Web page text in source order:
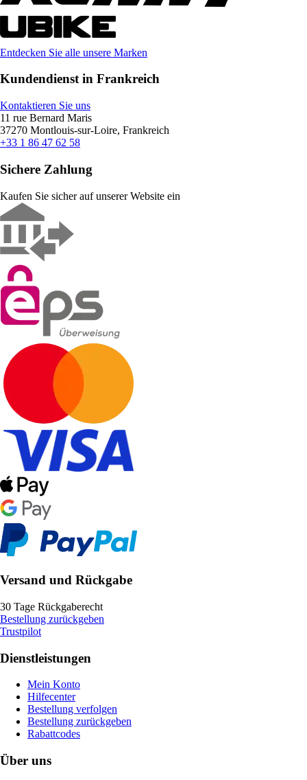
Entdecken Sie alle unsere Marken
Kundendienst in Frankreich
Kontaktieren Sie uns
11 rue Bernard Maris
37270 Montlouis-sur-Loire, Frankreich
+33 1 86 47 62 58
Sichere Zahlung
Kaufen Sie sicher auf unserer Website ein
Versand und Rückgabe
30 Tage Rückgaberecht
Bestellung zurückgeben
Trustpilot
Dienstleistungen
Mein Konto
Hilfecenter
Bestellung verfolgen
Bestellung zurückgeben
Rabattcodes
Über uns